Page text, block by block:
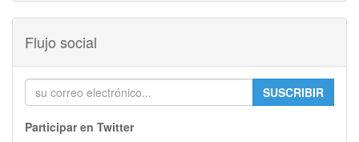
Flujo social
SUSCRIBIR
Participar en Twitter